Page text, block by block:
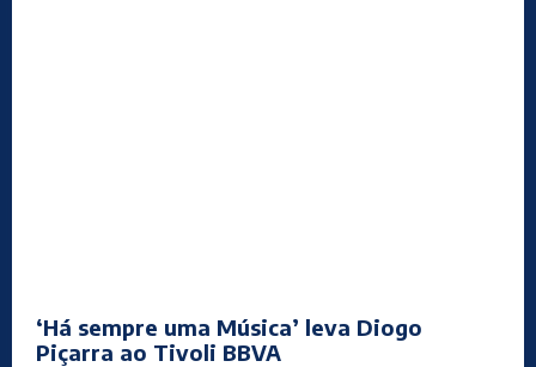
‘Há sempre uma Música’ leva Diogo
Piçarra ao Tivoli BBVA